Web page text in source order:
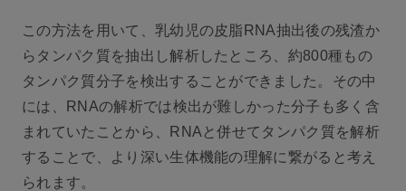
この方法を用いて、乳幼児の皮脂RNA抽出後の残渣か
らタンパク質を抽出し解析したところ、約800種もの
タンパク質分子を検出することができました。その中
には、RNAの解析では検出が難しかった分子も多く含
まれていたことから、RNAと併せてタンパク質を解析
することで、より深い生体機能の理解に繋がると考え
られます。